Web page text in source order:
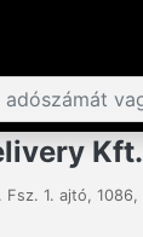
Kft.
Fsz. 1. ajtó, 1086,